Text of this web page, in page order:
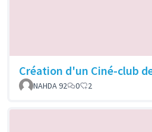
Création d'un Ciné-club
NAHDA 92
0 2